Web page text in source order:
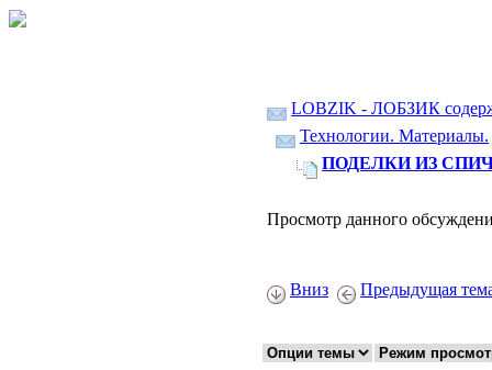
LOBZIK - ЛОБЗИК
Технологии. Материалы.
ПОДЕЛКИ ИЗ
Просмотр данного
Вниз Предыдущая